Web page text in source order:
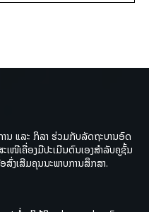
ານ ແລະ ກິລາ ຮ່ວມກັບລັດຖະບານອົດ
ະເໜີເຄື່ອງມືປະເມີນຕົນເອງສຳລັບຄູຊັ້ນ
ສົ່ງເສີມຄຸນນະພາບການສຶກສາ.